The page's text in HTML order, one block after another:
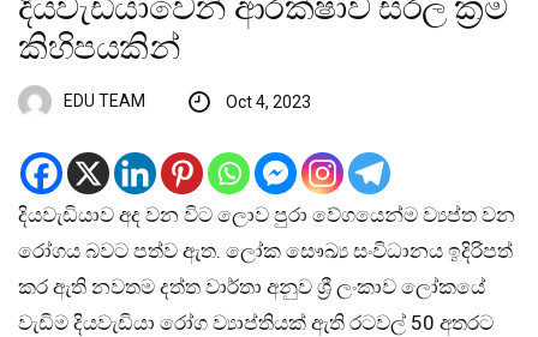
කිහිපයකින්
EDU TEAM Oct 4, 2023
දියවැඩියාව අද වන විට ලොව පුරා වේගයෙන්ම ව්‍යප්ත වන
රෝගය බවට පත්ව ඇත. ලෝක සෞඛ්‍ය සංවිධානය ඉදිරිපත්
කර ඇති නවතම දත්ත වාර්තා අනුව ශ්‍රී ලංකාව ලෝකයේ
වැඩිම දියවැඩියා රෝග ව්‍යාප්තියක් ඇති රටවල් 50 අතරට